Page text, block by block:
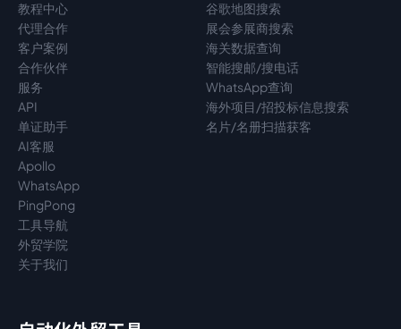
教程中心
代理合作
客户案例
合作伙伴
服务
API
单证助手
AI客服
Apollo
WhatsApp
PingPong
工具导航
外贸学院
关于我们
谷歌地图搜索
展会参展商搜索
海关数据查询
智能搜邮/搜电话
WhatsApp查询
海外项目/招投标信息搜索
名片/名册扫描获客